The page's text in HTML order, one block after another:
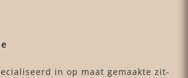
in op maat gemaakte zit-